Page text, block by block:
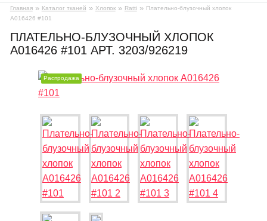
Главная » Каталог тканей » Хлопок » Ratti » Плательно-блузочный хлопок
A016426 #101
ПЛАТЕЛЬНО-БЛУЗОЧНЫЙ ХЛОПОК
A016426 #101 АРТ. 3203/926219
Распродажа